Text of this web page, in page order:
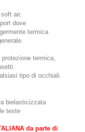
air,
dove
termica
termica,
tipo di occhiali.
bielasticizzata
teste
da parte di